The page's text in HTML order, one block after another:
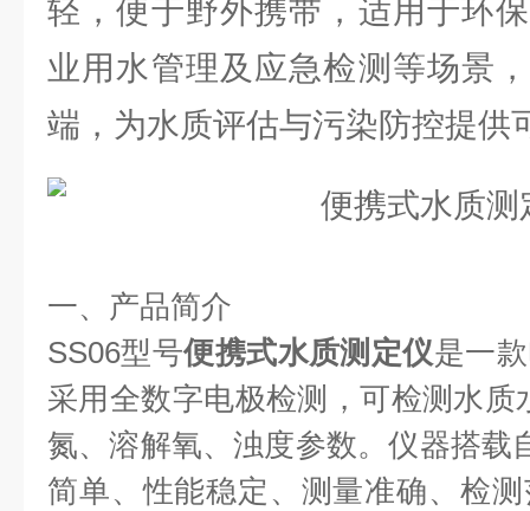
轻，便于野外携带，适用于环
业用水管理及应急检测等场景
端，为水质评估与污染防控提供
一、产品简介
SS06型号便携式水质测定仪是一
采用全数字电极检测，可检测水
氮、溶解氧、浊度参数。仪器搭载
简单、性能稳定、测量准确、检